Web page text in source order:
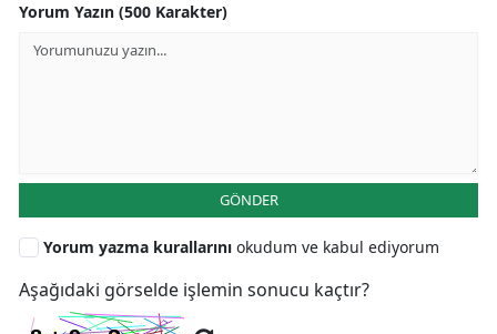
Yorum Yazın (500 Karakter)
GÖNDER
Yorum yazma kurallarını okudum ve kabul ediyorum
Aşağıdaki görselde işlemin sonucu kaçtır?